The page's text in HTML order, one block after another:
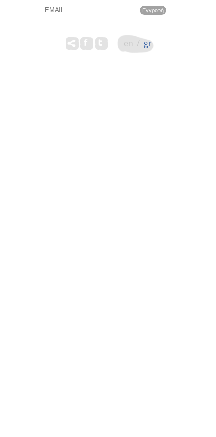
Email Name
en / gr